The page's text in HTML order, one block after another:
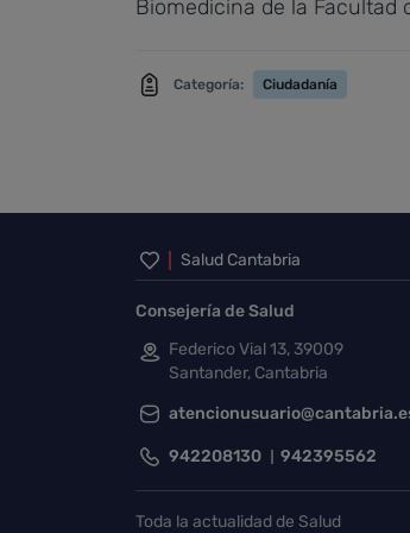
Biomedicina de la Facultad
Categoría: Ciudadanía
Inicio del pie de
Salud Cantabria
Consejería de Salud
Federico Vial 13, 39009
Santander, Cantabria
942208130 942395562
Toda la actualidad de Salud